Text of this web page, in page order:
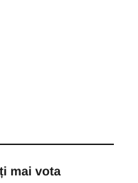
mai vota